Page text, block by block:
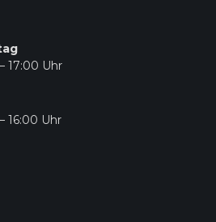
17:00 Uhr
16:00 Uhr